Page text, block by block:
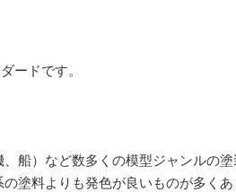
ードです。
船）など数多くの模型ジャンルの塗
塗料よりも発色が良いものが多く